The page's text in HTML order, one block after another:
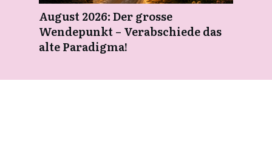
August 2026: Der grosse
Wendepunkt – Verabschiede das
alte Paradigma!